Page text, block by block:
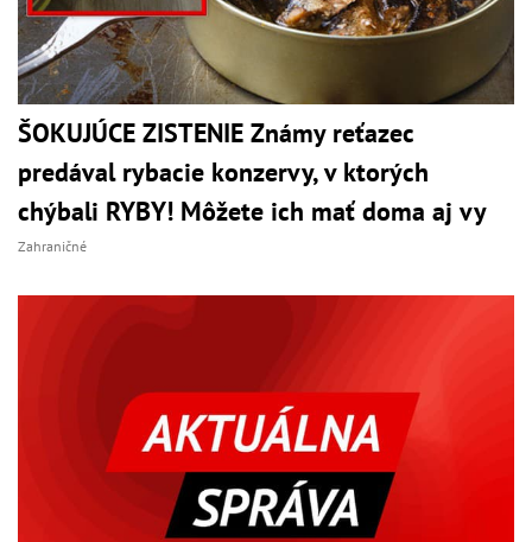
ŠOKUJÚCE ZISTENIE Známy reťazec
predával rybacie konzervy, v ktorých
chýbali RYBY! Môžete ich mať doma aj vy
Zahraničné